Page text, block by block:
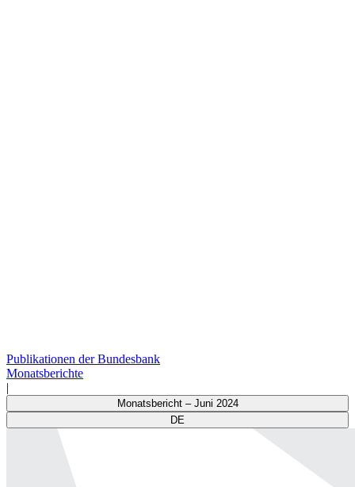
Publikationen der Bundesbank
Monatsberichte
|
Monatsbericht – Juni 2024
DE